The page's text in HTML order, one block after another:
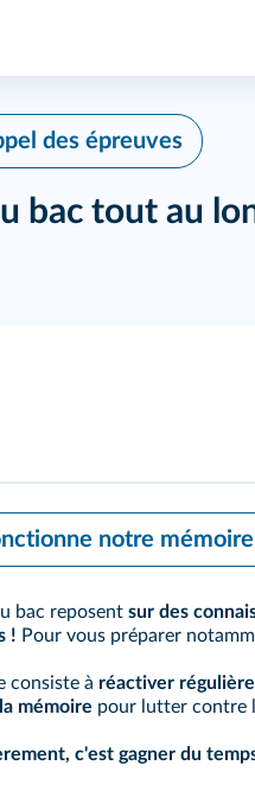
des épreuves
bac tout au
notre mémoire
bac reposent sur des
! Pour vous préparer
consiste à réactiver
mémoire pour lutter contre
c'est gagner du